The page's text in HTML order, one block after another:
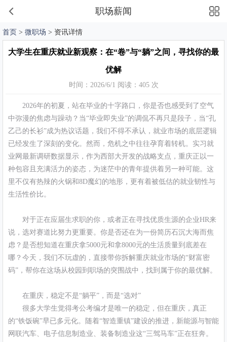
职场薪闻
首页 > 微职场 > 资讯详情
大学生在重庆就业新观察：在“卷”与“躺”之间，寻找你的最
优解
时间：2026/6/1 阅读：405 次
2026年的初夏，站在毕业的十字路口，你是否也感受到了空气
中弥漫的焦虑与躁动？当“毕业即失业”的调侃不再只是段子，当“孔
乙己的长衫”成为热议话题，我们不得不承认，就业市场的底层逻辑
已经发生了深刻的变化。然而，危机之中往往孕育着转机。实习就
业网最新调研数据显示，作为西部大开发的战略支点，重庆正以一
种包容且充满活力的姿态，为迷茫中的青年提供着另一种可能。这
里不仅有热辣的火锅和8D魔幻的地形，更有着被低估的就业韧性与
生活性价比。
对于正在应届生求职的你，或者正在寻找优质生源的企业HR来
说，选对赛道比努力更重要。你是否还在为一份简历石沉大海而焦
虑？是否想知道在重庆拿5000元和拿8000元的生活质量到底差在
哪？今天，我们不玩虚的，直接带你拆解重庆就业市场的“财富密
码”，帮你在这场从校园到职场的突围战中，找到属于你的最优解。
在重庆，稳定不是“躺平”，而是“选对”
很多大学生觉得考公考编才是唯一的稳定，但在重庆，真正
的“铁饭碗”早已多元化。随着“智造重镇”建设的推进，新能源与智能
网联汽车、电子信息制造业、装备制造业这“三驾马车”正在狂奔。